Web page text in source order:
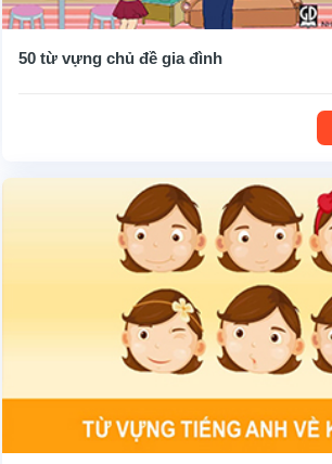
50 từ vựng chủ đề gia đình